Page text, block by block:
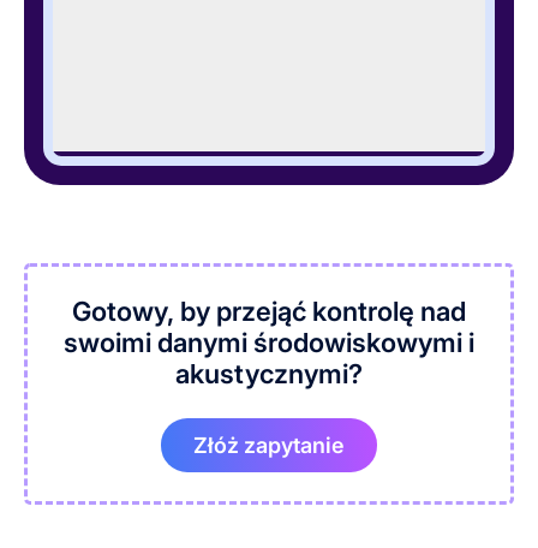
Gotowy, by przejąć kontrolę nad
swoimi danymi środowiskowymi i
akustycznymi?
Złóż zapytanie